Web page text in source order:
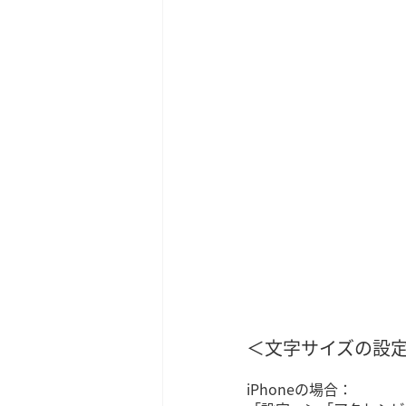
＜文字サイズの設
iPhoneの場合：